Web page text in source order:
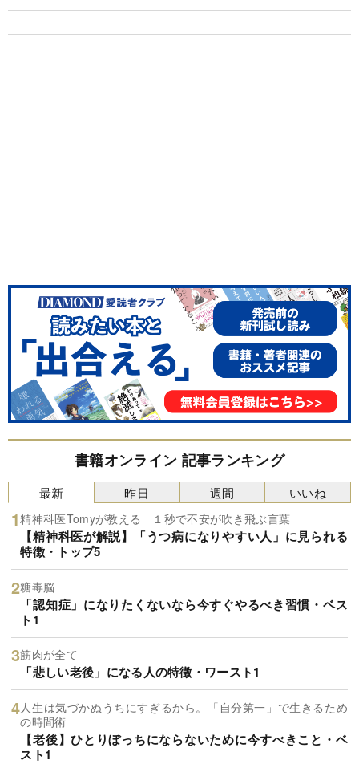
書籍オンライン 記事ランキング
最新
精神科医Tomyが教える １秒で不安が吹き飛ぶ言葉
【精神科医が解説】「うつ病になりやすい人」に見られる
特徴・トップ5
糖毒脳
「認知症」になりたくないなら今すぐやるべき習慣・ベス
ト1
筋肉が全て
「悲しい老後」になる人の特徴・ワースト1
人生は気づかぬうちにすぎるから。「自分第一」で生きるため
の時間術
【老後】ひとりぼっちにならないために今すべきこと・ベ
スト1
昨日 週間 いいね